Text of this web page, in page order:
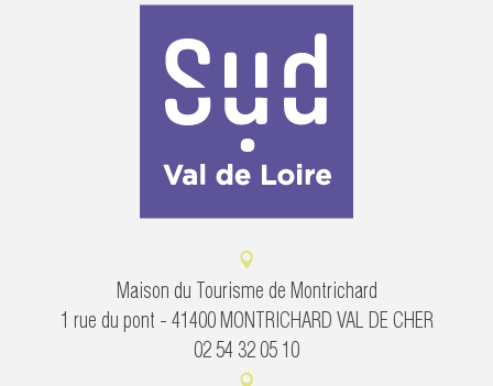
Maison du Tourisme de Montrichard
1 rue du pont - 41400 MONTRICHARD VAL DE CHER
02 54 32 05 10